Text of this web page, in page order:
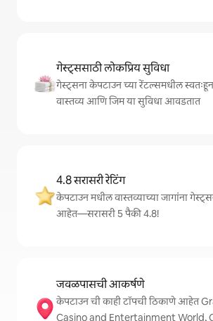
गेस्ट्ससाठी लोकप्रिय सुविधा
गेस्ट्सना केपटाउन च्या रेंटल्समधील
वास्तव्य आणि जिम या सुविधा आवडतात
4.8 सरासरी रेटिंग
केपटाउन मधील वास्तव्याच्या जागांना
आहेत—सरासरी 5 पैकी 4.8!
जवळपासची आकर्षणे
केपटाउन ची काही टॉपची ठिकाणे आहेत
Casino and Entertainment World,